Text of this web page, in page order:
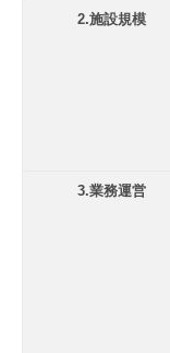
2.施設規模
3.業務運営